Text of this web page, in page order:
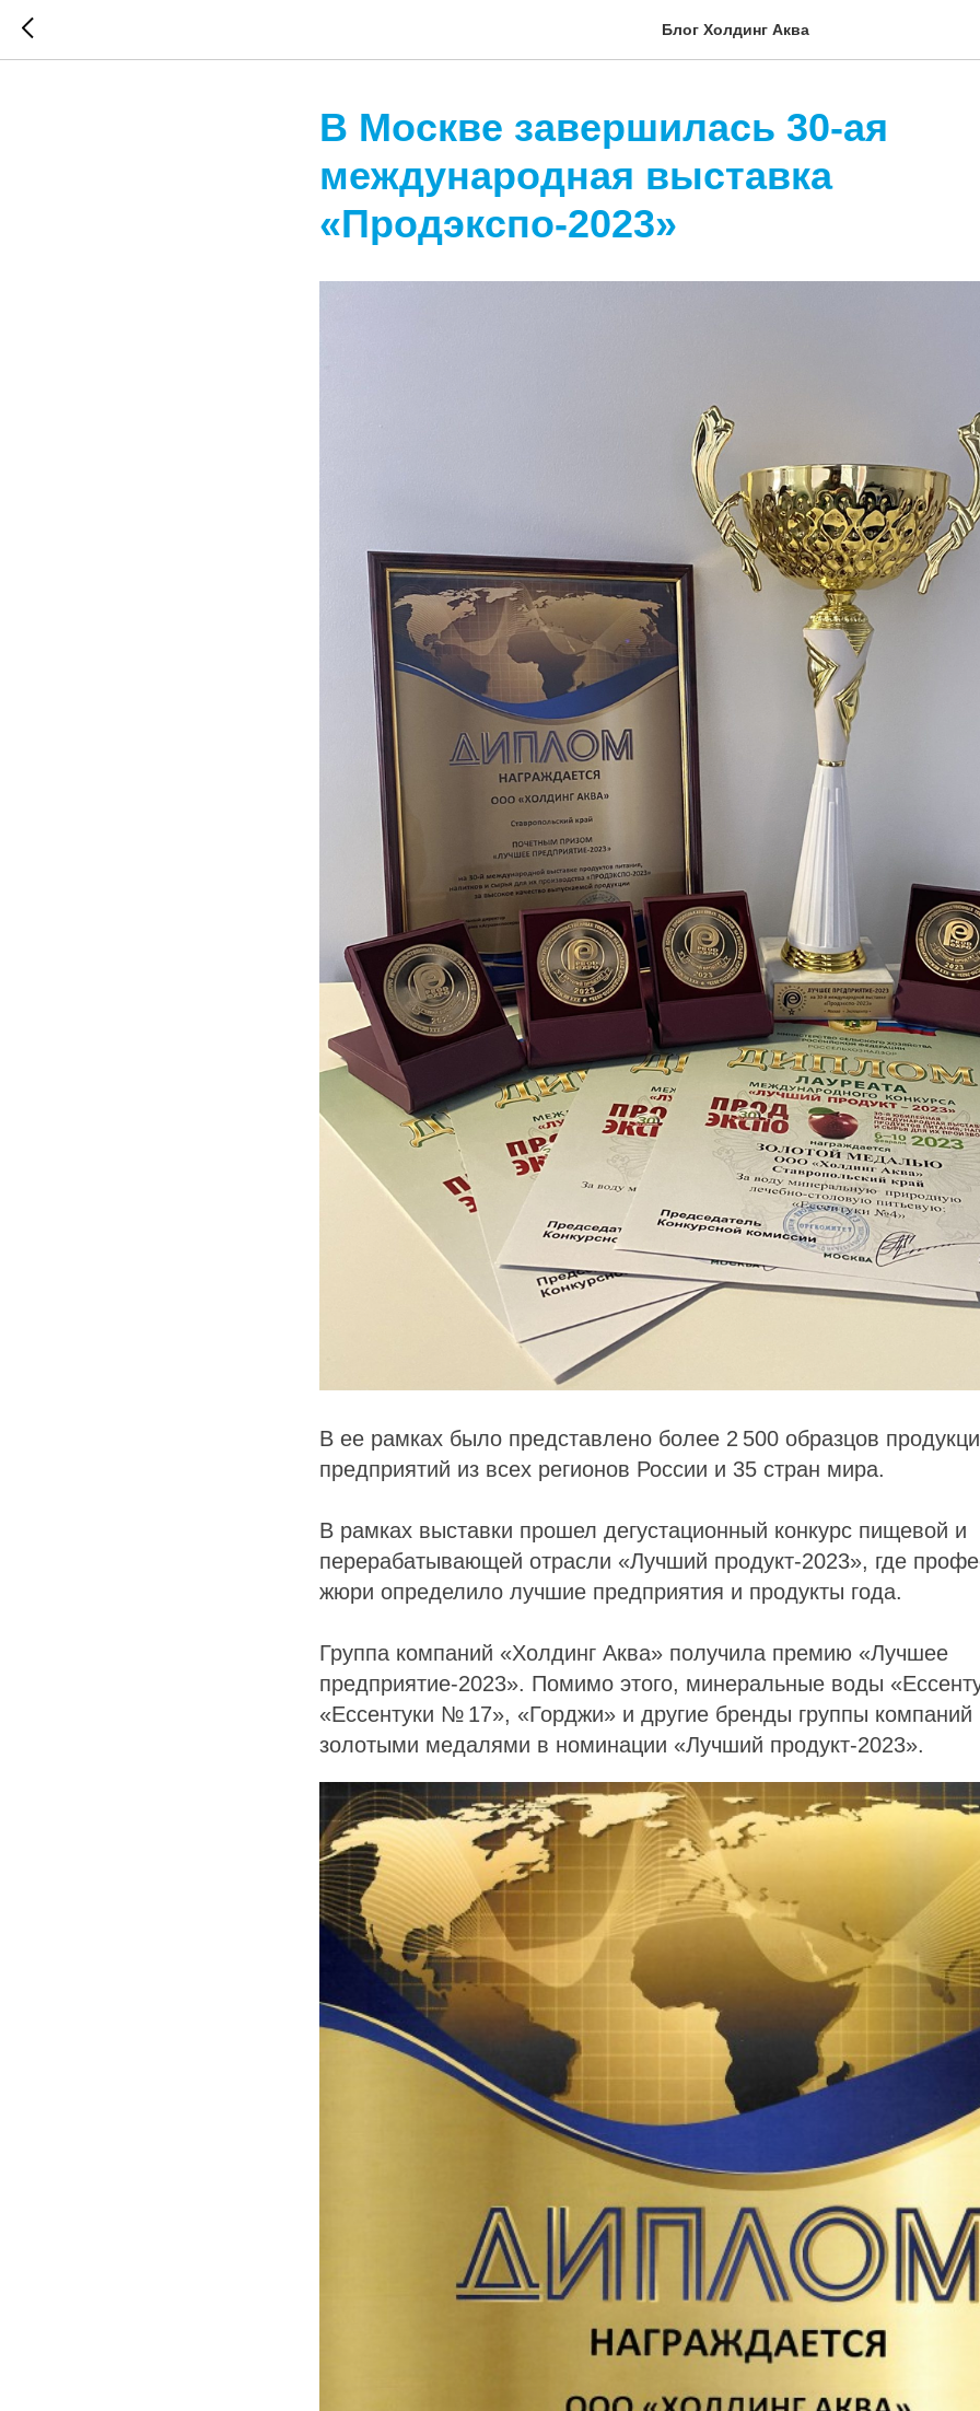
Блог Холдинг Аква
В Москве завершилась 30-ая
международная выставка
«Продэкспо-2023»
В ее рамках было представлено более 2 500 образцов
предприятий из всех регионов России и 35 стран мира.
В рамках выставки прошел дегустационный конкурс пищевой и
перерабатывающей отрасли «Лучший продукт-2023», где
жюри определило лучшие предприятия и продукты года.
Группа компаний «Холдинг Аква» получила премию «Лучшее
предприятие-2023». Помимо этого, минеральные воды
«Ессентуки № 17», «Горджи» и другие бренды группы
золотыми медалями в номинации «Лучший продукт-2023».